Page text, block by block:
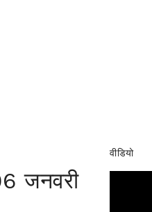
जनवरी
वीडियो